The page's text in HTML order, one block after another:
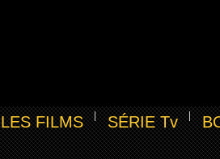
LES FILMS SÉRIE Tv